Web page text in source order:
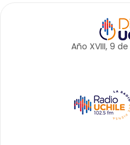
Año XVIII, 9 de